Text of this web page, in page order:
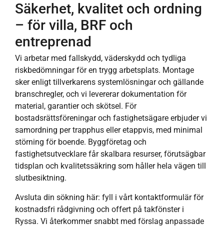
Säkerhet, kvalitet och ordning
– för villa, BRF och
entreprenad
Vi arbetar med fallskydd, väderskydd och tydliga
riskbedömningar för en trygg arbetsplats. Montage
sker enligt tillverkarens systemlösningar och gällande
branschregler, och vi levererar dokumentation för
material, garantier och skötsel. För
bostadsrättsföreningar och fastighetsägare erbjuder vi
samordning per trapphus eller etappvis, med minimal
störning för boende. Byggföretag och
fastighetsutvecklare får skalbara resurser, förutsägbar
tidsplan och kvalitetssäkring som håller hela vägen till
slutbesiktning.
Avsluta din sökning här: fyll i vårt kontaktformulär för
kostnadsfri rådgivning och offert på takfönster i
Ryssa. Vi återkommer snabbt med förslag anpassade